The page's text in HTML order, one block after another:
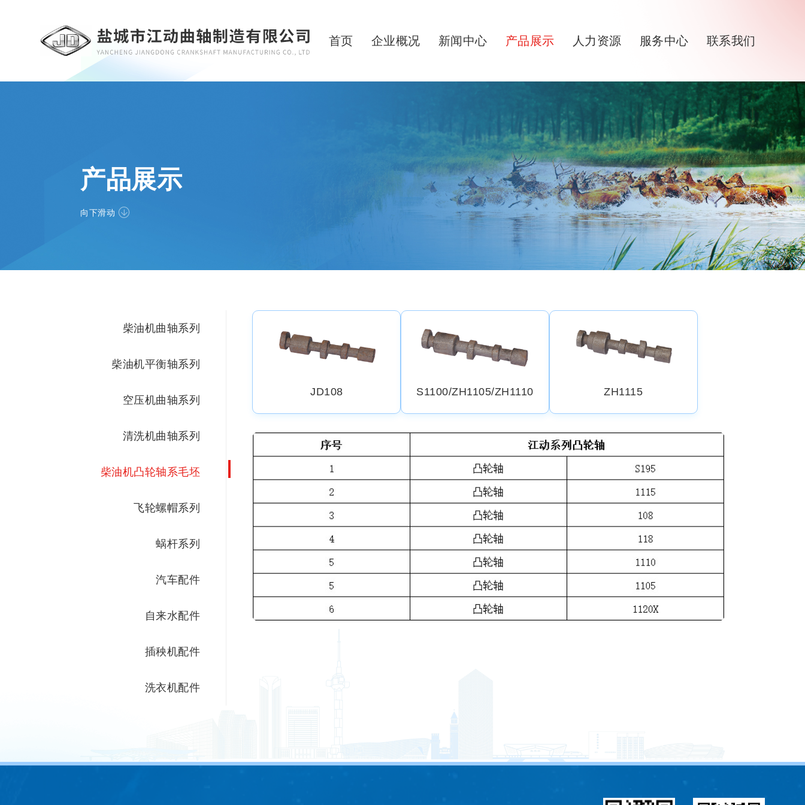
首页 企业概况 新闻中心 产品展示 人力资源 服务中心 联系我们
产品展示
向下滑动
柴油机曲轴系列
柴油机平衡轴系列
空压机曲轴系列
清洗机曲轴系列
柴油机凸轮轴系毛坯
飞轮螺帽系列
蜗杆系列
汽车配件
自来水配件
插秧机配件
洗衣机配件
JD108 S1100/ZH1105/ZH1110 ZH1115